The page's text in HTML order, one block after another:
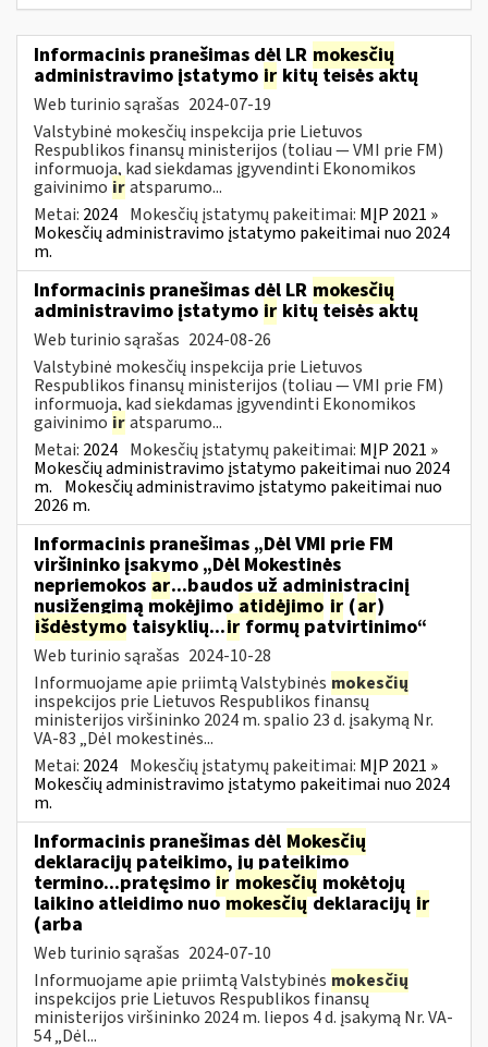
Informacinis pranešimas dėl LR mokesčių
administravimo įstatymo ir kitų teisės aktų
Web turinio sąrašas 2024-07-19
Valstybinė mokesčių inspekcija prie Lietuvos
Respublikos finansų ministerijos (toliau — VMI prie FM)
informuoja, kad siekdamas įgyvendinti Ekonomikos
gaivinimo iratsparumo...
Metai: 2024 Mokesčių įstatymų pakeitimai: MĮP 2021 »
Mokesčių administravimo įstatymo pakeitimai nuo 2024
m.
Informacinis pranešimas dėl LR mokesčių
administravimo įstatymo ir kitų teisės aktų
Web turinio sąrašas 2024-08-26
Valstybinė mokesčių inspekcija prie Lietuvos
Respublikos finansų ministerijos (toliau — VMI prie FM)
informuoja, kad siekdamas įgyvendinti Ekonomikos
gaivinimo iratsparumo...
Metai: 2024 Mokesčių įstatymų pakeitimai: MĮP 2021 »
Mokesčių administravimo įstatymo pakeitimai nuo 2024
m. Mokesčių administravimo įstatymo pakeitimai nuo
2026 m.
Informacinis pranešimas „Dėl VMI prie FM
viršininko įsakymo „Dėl Mokestinės
nepriemokos ar...baudos už administracinį
nusižengimą mokėjimo atidėjimo ir (ar)
išdėstymo taisyklių...irformų patvirtinimo“
Web turinio sąrašas 2024-10-28
Informuojame apie priimtą Valstybinės mokesčių
inspekcijos prie Lietuvos Respublikos finansų
ministerijos viršininko 2024 m. spalio 23 d. įsakymą Nr.
VA-83 „Dėl mokestinės...
Metai: 2024 Mokesčių įstatymų pakeitimai: MĮP 2021 »
Mokesčių administravimo įstatymo pakeitimai nuo 2024
m.
Informacinis pranešimas dėl Mokesčių
deklaracijų pateikimo, jų pateikimo
termino...pratęsimo ir mokesčių mokėtojų
laikino atleidimo nuomokesčiųdeklaracijų ir
(arba
Web turinio sąrašas 2024-07-10
Informuojame apie priimtą Valstybinės mokesčių
inspekcijos prie Lietuvos Respublikos finansų
ministerijos viršininko 2024 m. liepos 4 d. įsakymą Nr. VA-
54 „Dėl...